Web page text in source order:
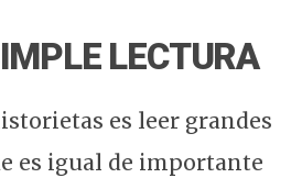
LECTURA
es leer grandes
es igual de importante